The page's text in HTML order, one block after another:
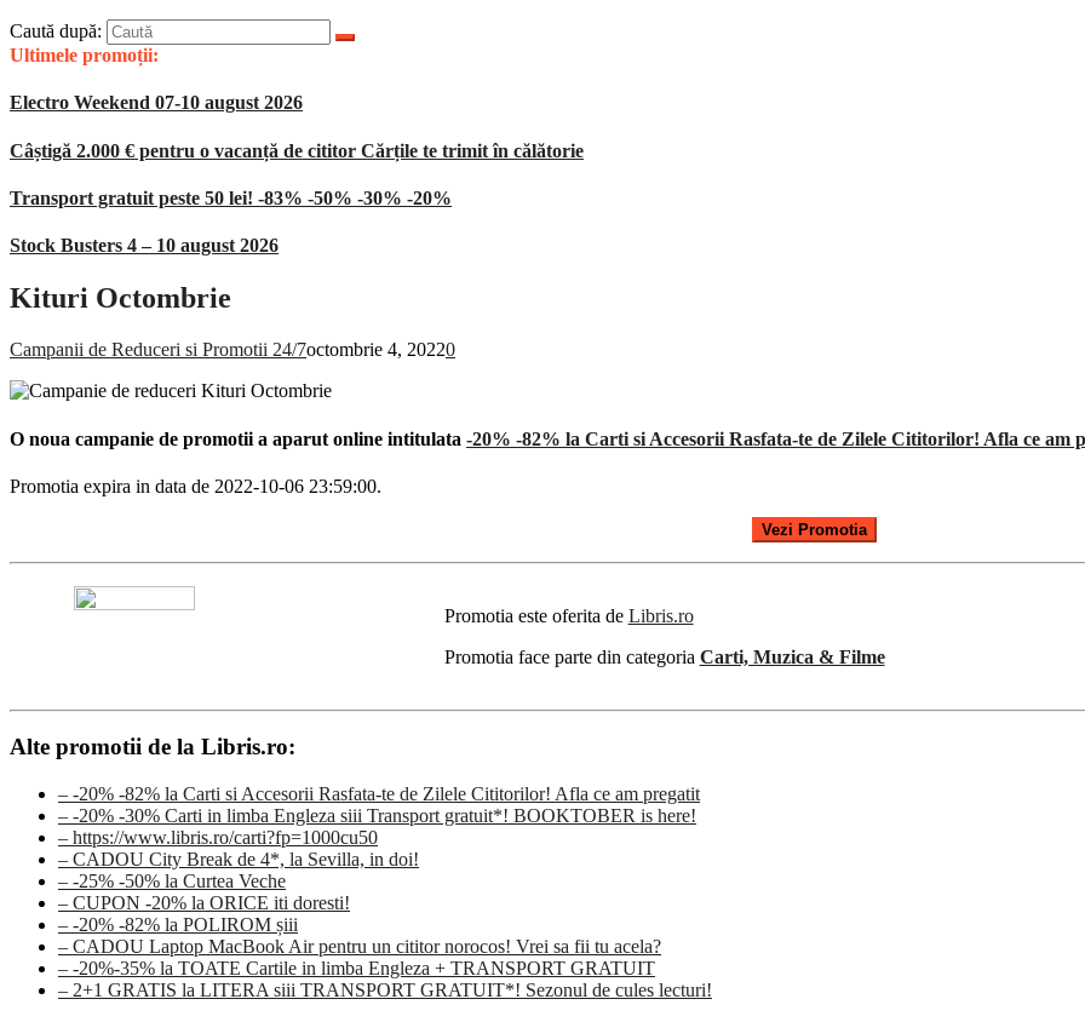
Caută după:
Ultimele promoții:
Electro Weekend 07-10 august 2026
Câștigă 2.000 € pentru o vacanță de cititor Cărțile te trimit în călătorie
Transport gratuit peste 50 lei! -83% -50% -30% -20%
Stock Busters 4 – 10 august 2026
Kituri Octombrie
Campanii de Reduceri si Promotii 24/7octombrie 4, 20220
O noua campanie de promotii a aparut online intitulata -20% -82% la Carti si Accesorii Rasfata-te de Zilele Cititorilor! Afla ce am
Promotia expira in data de 2022-10-06 23:59:00.
Vezi Promotia
Promotia este oferita de Libris.ro
Promotia face parte din categoria Carti, Muzica & Filme
Alte promotii de la Libris.ro:
– -20% -82% la Carti si Accesorii Rasfata-te de Zilele Cititorilor! Afla ce am pregatit
– -20% -30% Carti in limba Engleza siii Transport gratuit*! BOOKTOBER is here!
– https://www.libris.ro/carti?fp=1000cu50
– CADOU City Break de 4*, la Sevilla, in doi!
– -25% -50% la Curtea Veche
– CUPON -20% la ORICE iti doresti!
– -20% -82% la POLIROM șiii
– CADOU Laptop MacBook Air pentru un cititor norocos! Vrei sa fii tu acela?
– -20%-35% la TOATE Cartile in limba Engleza + TRANSPORT GRATUIT
– 2+1 GRATIS la LITERA siii TRANSPORT GRATUIT*! Sezonul de cules lecturi!